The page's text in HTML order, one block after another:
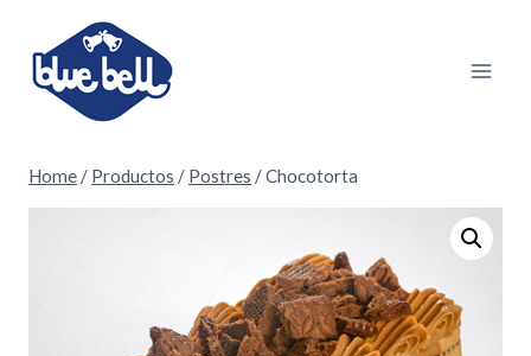
content
Home / Productos / Postres /Chocotorta